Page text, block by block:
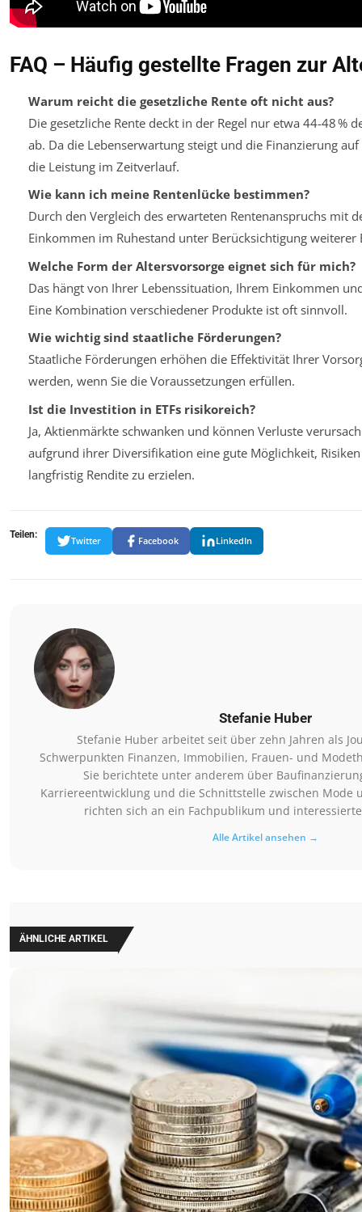
FAQ – Häufig gestellte Fragen zur
Warum reicht die gesetzliche Rente oft nicht aus?
Die gesetzliche Rente deckt in der Regel nur etwa 44-48 %
ab. Da die Lebenserwartung steigt und die Finanzierung
die Leistung im Zeitverlauf.
Wie kann ich meine Rentenlücke bestimmen?
Durch den Vergleich des erwarteten Rentenanspruchs mit
Einkommen im Ruhestand unter Berücksichtigung weiterer
Welche Form der Altersvorsorge eignet sich für mich?
Das hängt von Ihrer Lebenssituation, Ihrem Einkommen
Eine Kombination verschiedener Produkte ist oft sinnvoll.
Wie wichtig sind staatliche Förderungen?
Staatliche Förderungen erhöhen die Effektivität Ihrer
werden, wenn Sie die Voraussetzungen erfüllen.
Ist die Investition in ETFs risikoreich?
Ja, Aktienmärkte schwanken und können Verluste
aufgrund ihrer Diversifikation eine gute Möglichkeit,
langfristig Rendite zu erzielen.
Teilen:
Twitter Facebook LinkedIn
Stefanie Huber
Stefanie Huber arbeitet seit über zehn Jahren als
Schwerpunkten Finanzen, Immobilien, Frauen- und
Sie berichtete unter anderem über
Karriereentwicklung und die Schnittstelle zwischen Mode
richten sich an ein Fachpublikum und
Alle Artikel ansehen →
ÄHNLICHE ARTIKEL